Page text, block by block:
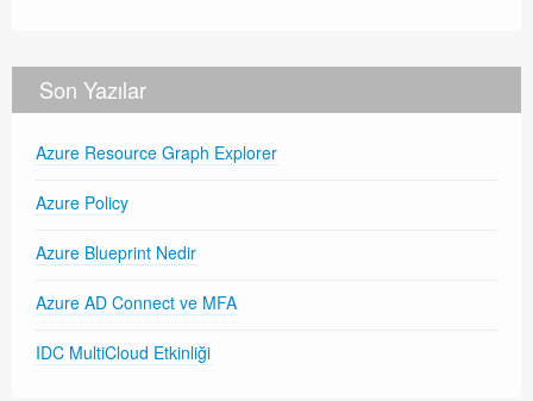
Son Yazılar
Azure Resource Graph Explorer
Azure Policy
Azure Blueprint Nedir
Azure AD Connect ve MFA
IDC MultiCloud Etkinliği